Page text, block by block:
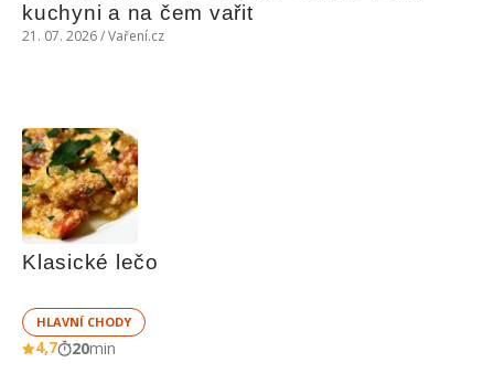
kuchyni a na čem vařit
21. 07. 2026 / Vaření.cz
Klasické lečo
HLAVNÍ CHODY
4,7 20min